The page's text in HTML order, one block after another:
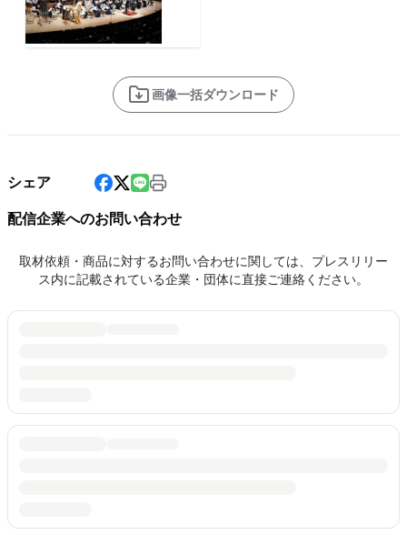
画像一括ダウンロード
シェア
配信企業へのお問い合わせ
取材依頼・商品に対するお問い合わせに関しては、プレスリリー
ス内に記載されている企業・団体に直接ご連絡ください。